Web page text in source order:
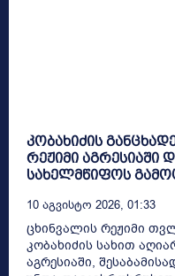
კობახიძის
რეჟიმი აგრესიაში
სახელმწიფოს
10 Აგვისტო 2026, 01:33
ცხინვალის რეჟიმი
კობახიძის სახით
აგრესიაში,